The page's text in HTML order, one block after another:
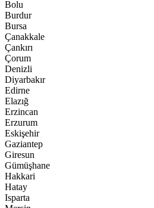
Bolu
Burdur
Bursa
Çanakkale
Çankırı
Çorum
Denizli
Diyarbakır
Edirne
Elazığ
Erzincan
Erzurum
Eskişehir
Gaziantep
Giresun
Gümüşhane
Hakkari
Hatay
Isparta